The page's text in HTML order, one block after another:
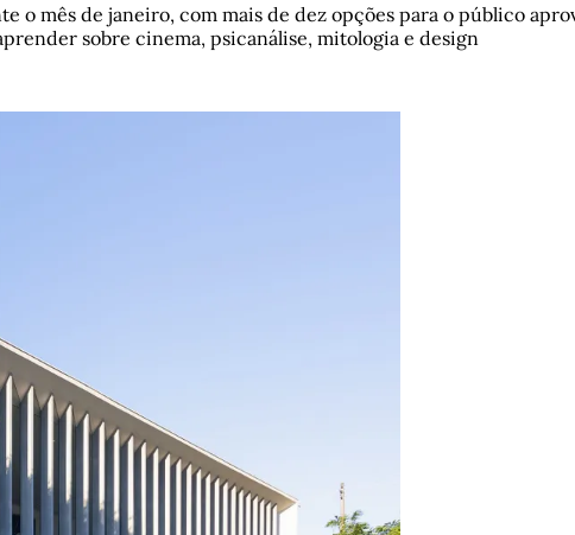
mês de janeiro, com mais de dez opções para o público
sobre cinema, psicanálise, mitologia e design